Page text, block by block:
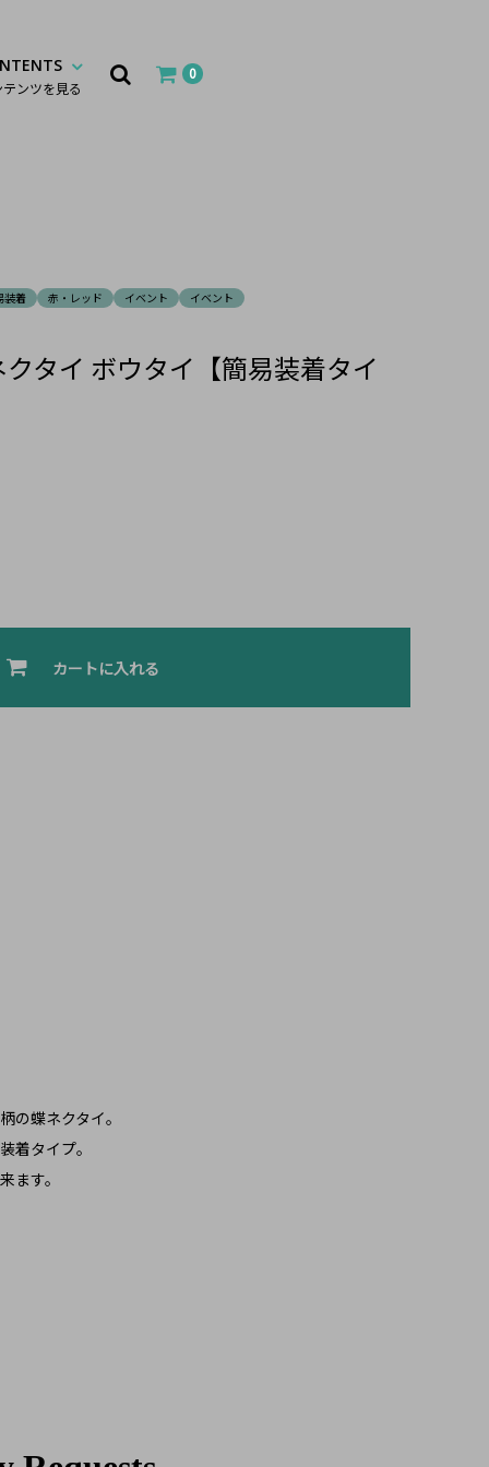
テンツを見る
0
装着 赤・レッド イベント イベント
タイ ボウタイ【簡易装着タイ
カートに入れる
の蝶ネクタイ。
着タイプ。
ます。